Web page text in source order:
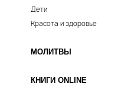
Дети
Красота и здоровье
МОЛИТВЫ
КНИГИ ONLINE